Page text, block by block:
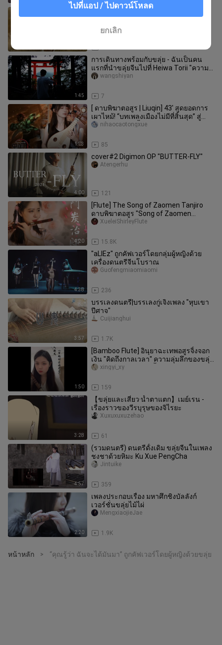
เล่นกู่เจิงคัฟเวอร์เพลง See You Again -
Wiz Khalifa ft. Charlie Puth
Tianranpiナレーション
1:45
การเดินทางพร้อมกับขลุ่ย - ฉันเป็นคน
แรกที่นำขลุ่ยจีนไปที่ Heiwa Torii "ความ
คิดข้ามเวลาและอวกาศ"
7
wangshiyan
1:03
[ ดาบพิฆาตอสูร | Liuqin] 43' สุดยอดการ
เผาไหม้! “บทเพลงเมืองไม่มีที่สิ้นสุด” สู่
ปราสาทอินฟินิตี้
85
nihaocaotongxue
4:00
cover#2 Digimon OP "BUTTER-FLY"
121
Atengerhu
4:20
[Flute] The Song of Zaomen Tanjiro
ดาบพิฆาตอสูร "Song of Zaomen
Tanjiro のうた"
15.8K
XueleiShirleyFlute
4:38
"aLIEz" ถูกคัฟเวอร์โดยกลุ่มผู้หญิงด้วย
เครื่องดนตรีจีนโบราณ
236
Guofengmiaomiaomi
3:57
บรรเลงดนตรี|บรรเลงกู่เจิงเพลง "หุบเขา
ปีศาจ"
1.7K
Cuijianghui
1:50
[Bamboo Flute] อินุยาฉะเทพอสูรจิ้งจอก
เงิน "คิดถึงกาลเวลา" ความลุ่มลึกของขลุ่ย
จีใหญ่เหมาะกับเพลงนี้
159
xingyi_xy
3:28
【ขลุ่ยและเสี่ยว·น้ำตาแตก】เมย์เรน -
เรื่องราวของวีรบุรุษของจิไรยะ
61
Xuxuxuxuzehao
4:57
(รวมดนตรี) ดนตรีดั้งเดิม ขลุ่ยจีนในเพลง
ชงชาด้วยหิมะ Ku Xue PengCha
359
Jintuike
2:20
เพลงประกอบเรื่อง มหาศึกชิงบัลลังก์
เวอร์ชั่นขลุ่ยไม้ไผ่
1.9K
MengxiaojieJae
หน้าหลัก > “คุณรู้ว่า ฉันจะได้มันมา” ถูกคัฟเวอร์โดยผู้หญิงด้วยขลุ่ย
ไปที่แอป / ไปดาวน์โหลด
ยกเลิก